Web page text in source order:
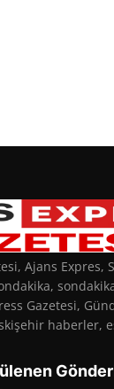
Ajans Expres,
Gazetesi,
haberler,